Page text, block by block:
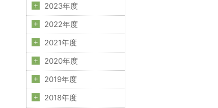
2023年度
2022年度
2021年度
2020年度
2019年度
2018年度